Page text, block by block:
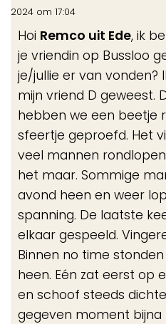
2024 om 17:04
Hoi Remco uit Ede, ik
je vriendin op Bussloo
je/jullie er van vonden?
mijn vriend D geweest.
hebben we een beetje
sfeertje geproefd. Het
veel mannen
het maar. Sommige
avond heen en weer
spanning. De laatste
elkaar gespeeld.
Binnen no time
heen. Eén zat eerst op
en schoof steeds
gegeven moment